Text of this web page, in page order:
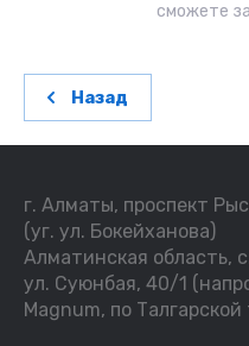
сможете
Назад
г. Алматы, проспект
(уг. ул. Бокейханова)
Алматинская область,
ул. Суюнбая, 40/1
Magnum, по Талгарской